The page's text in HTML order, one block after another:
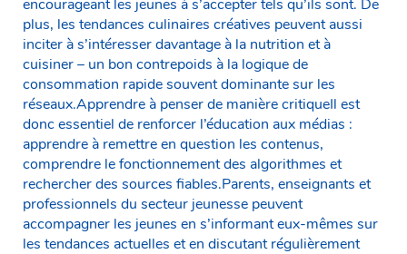
encourageant les jeunes à s’accepter tels qu’ils sont. De
plus, les tendances culinaires créatives peuvent aussi
inciter à s’intéresser davantage à la nutrition et à
cuisiner – un bon contrepoids à la logique de
consommation rapide souvent dominante sur les
réseaux.Apprendre à penser de manière critiqueIl est
donc essentiel de renforcer l’éducation aux médias :
apprendre à remettre en question les contenus,
comprendre le fonctionnement des algorithmes et
rechercher des sources fiables.Parents, enseignants et
professionnels du secteur jeunesse peuvent
accompagner les jeunes en s’informant eux-mêmes sur
les tendances actuelles et en discutant régulièrement